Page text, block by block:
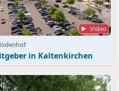
Video
in Kaltenkirchen